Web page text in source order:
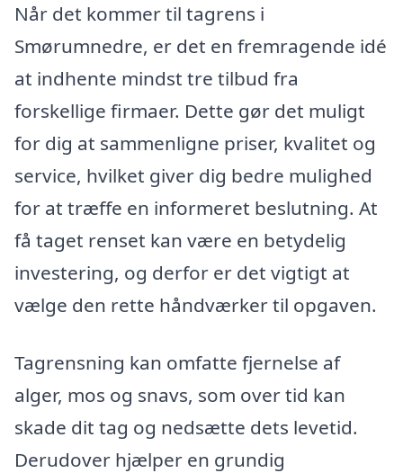
Når det kommer til tagrens i
Smørumnedre, er det en fremragende idé
at indhente mindst tre tilbud fra
forskellige firmaer. Dette gør det muligt
for dig at sammenligne priser, kvalitet og
service, hvilket giver dig bedre mulighed
for at træffe en informeret beslutning. At
få taget renset kan være en betydelig
investering, og derfor er det vigtigt at
vælge den rette håndværker til opgaven.
Tagrensning kan omfatte fjernelse af
alger, mos og snavs, som over tid kan
skade dit tag og nedsætte dets levetid.
Derudover hjælper en grundig